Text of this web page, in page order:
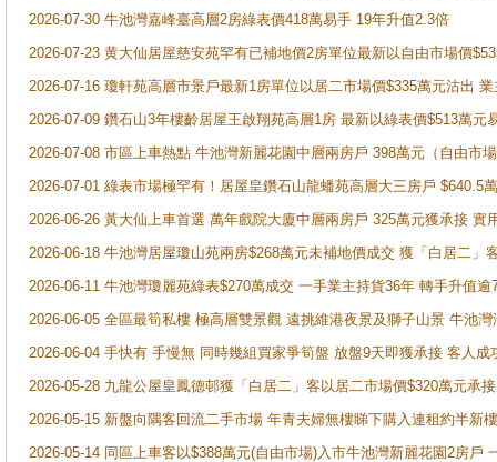
2026-07-30 牛池灣嘉峰臺高層2房綠表價418萬易手 19年升值2.3倍
2026-07-23 黄大仙居屋慈安苑罕有已補地價2房單位最新以自由市場價
2026-07-16 瓊軒苑高層市景戶最新1房單位以居二市場價$335萬元沽出
2026-07-09 鑽石山3年樓齡居屋王啟翔苑高層1房 最新以綠表價$513萬元
2026-07-08 市區上車熱點 牛池灣新麗花園中層兩房戶 398萬元（自由市
2026-07-01 綠表市場極罕有！居屋皇鑽石山龍蟠苑高層大三房戶
2026-06-26 黃大仙上車首選 萬年戲院大廈中層兩房戶 325萬元獲承接 實
2026-06-18 牛池灣居屋瓊山苑兩房$268萬元未補地價成交 獲「白居二」
2026-06-11 牛池灣瓊麗苑綠表$270萬成交 一手業主持貨36年 轉手升值逾
2026-06-05 全區最筍私樓 極高層雙景觀 遠挑維港夜景及獅子山景 牛池
2026-06-04 手快有 手慢無 同時幾組買家爭筍盤 放盤9天即獲承接 客人
2026-05-28 九龍公屋皇鳳德邨獲「白居二」客以居二市場價$320萬元承接
2026-05-15 新盤向隅客回流二手市場 年青夫婦無樓睇下購入連租約半新
2026-05-14 同區上車客以$388萬元(自由市場)入市牛池灣新麗花園2房戶